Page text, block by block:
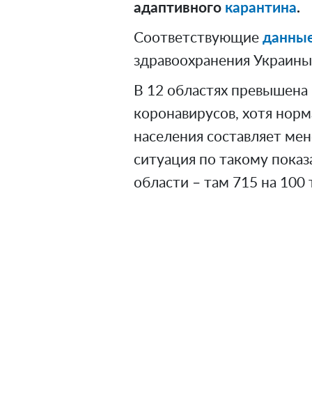
адаптивного карантина.
Соответствующие
здравоохранения
В 12 областях
коронавирусов, хотя
населения составляет
ситуация по такому
области – там 715 на 100